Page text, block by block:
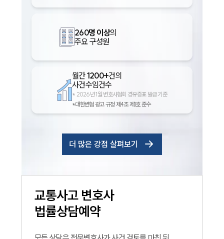
인재채용
260명 이상의
주요 구성원
월간1200+건의
사건수임건수
* 2026년 1월 변호사협회 경유증표 발급 기준
*대한변협 광고 규정 제4조 제1호 준수
더 많은 강점 살펴보기
교통사고변호사
법률상담예약